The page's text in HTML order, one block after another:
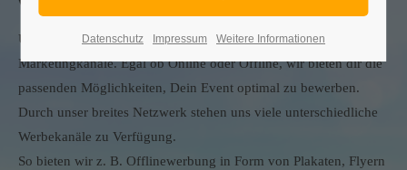
Um Dein Event groß rauszubringen, brauchst Du die richtigen
Marketingkanäle. Egal ob Online oder Offline, wir bieten dir die
passenden Möglichkeiten, Dein Event optimal zu bewerben.
Durch unser breites Netzwerk stehen uns viele unterschiedliche
Werbekanäle zu Verfügung.
So bieten wir z. B. Offlinewerbung in Form von Plakaten, Flyern
Datenschutz Impressum Weitere Informationen